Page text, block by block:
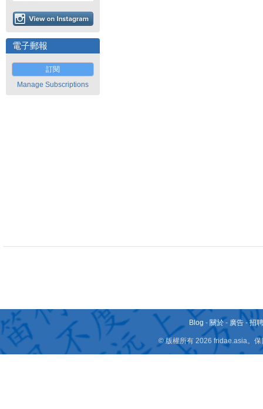
電子郵報
訂閱
Manage Subscriptions
Blog - 關於 - 廣告 -招
© 版權所有 2026 fridae.asia。